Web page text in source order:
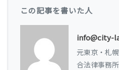
この記事を書いた人
info@city-
元東京・札
合法律事務所